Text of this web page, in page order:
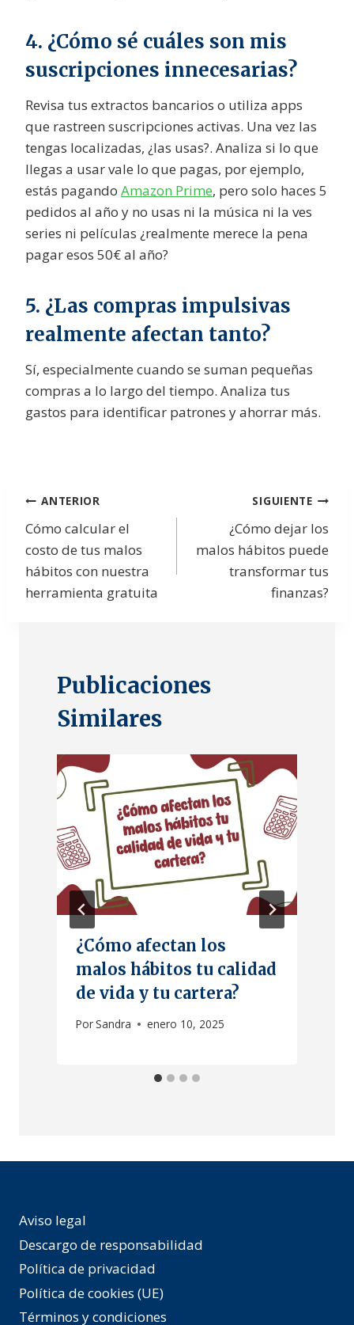
4. ¿Cómo sé cuáles son mis
suscripciones innecesarias?
Revisa tus extractos bancarios o utiliza apps
que rastreen suscripciones activas. Una vez las
tengas localizadas, ¿las usas?. Analiza si lo que
llegas a usar vale lo que pagas, por ejemplo,
estás pagando Amazon Prime, pero solo haces 5
pedidos al año y no usas ni la música ni la ves
series ni películas ¿realmente merece la pena
pagar esos 50€ al año?
5. ¿Las compras impulsivas
realmente afectan tanto?
Sí, especialmente cuando se suman pequeñas
compras a lo largo del tiempo. Analiza tus
gastos para identificar patrones y ahorrar más.
Navegación
de
entradas
ANTERIOR
Cómo calcular el
costo de tus malos
hábitos con nuestra
herramienta gratuita
SIGUIENTE
¿Cómo dejar los
malos hábitos puede
transformar tus
finanzas?
Publicaciones
Similares
¿Cómo afectan los
malos hábitos tu calidad
de vida y tu cartera?
PorSandra enero 10, 2025
Aviso legal
Descargo de responsabilidad
Política de privacidad
Política de cookies (UE)
Términos y condiciones